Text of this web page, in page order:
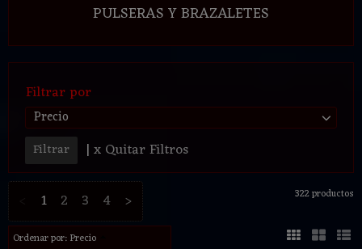
PULSERAS Y BRAZALETES
Filtrar por
Precio
| x Quitar Filtros
1 2 3 4 > 322 productos
Ordenar por:Precio